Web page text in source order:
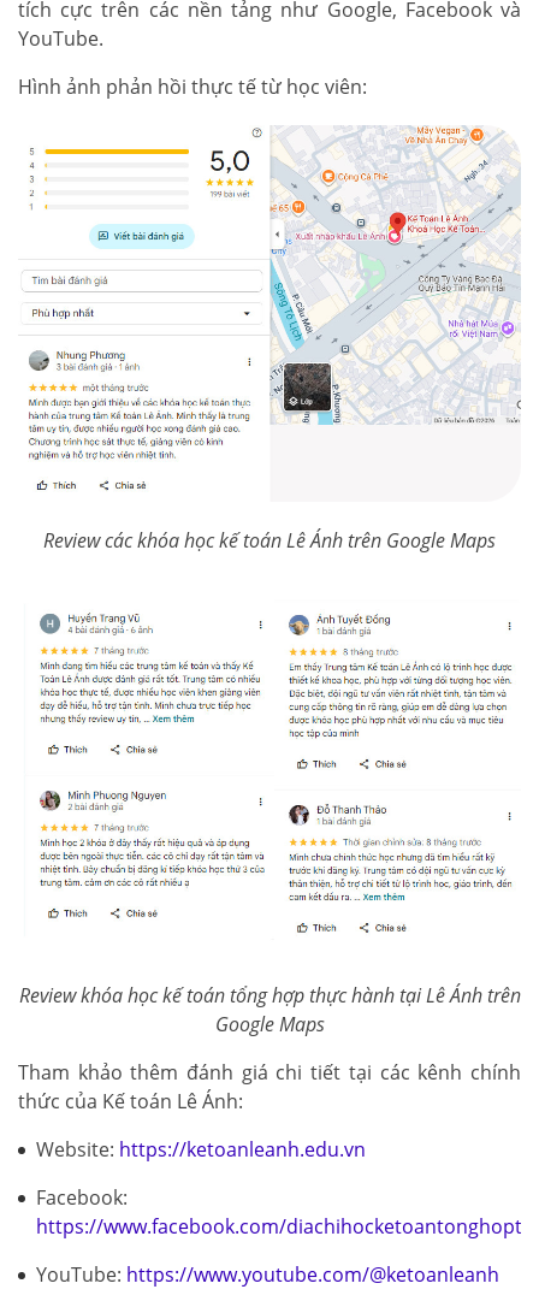
tích cực trên các nền tảng như Google, Facebook và
YouTube.
Hình ảnh phản hồi thực tế từ học viên:
Review các khóa học kế toán Lê Ánh trên Google Maps
Review khóa học kế toán tổng hợp thực hành tại Lê Ánh trên
Google Maps
Tham khảo thêm đánh giá chi tiết tại các kênh chính
thức của Kế toán Lê Ánh:
Website: https://ketoanleanh.edu.vn
Facebook:
https://www.facebook.com/
YouTube: https://www.youtube.com/@ketoanleanh